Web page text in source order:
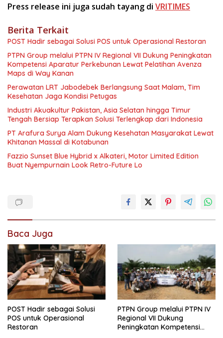
Press release ini juga sudah tayang di VRITIMES
Berita Terkait
POST Hadir sebagai Solusi POS untuk Operasional Restoran
PTPN Group melalui PTPN IV Regional VII Dukung Peningkatan
Kompetensi Aparatur Perkebunan Lewat Pelatihan Avenza
Maps di Way Kanan
Perawatan LRT Jabodebek Berlangsung Saat Malam, Tim
Kesehatan Jaga Kondisi Petugas
Industri Akuakultur Pakistan, Asia Selatan hingga Timur
Tengah Bersiap Terapkan Solusi Terlengkap dari Indonesia
PT Arafura Surya Alam Dukung Kesehatan Masyarakat Lewat
Khitanan Massal di Kotabunan
Fazzio Sunset Blue Hybrid x Alkateri, Motor Limited Edition
Buat Nyempurnain Look Retro-Future Lo
Baca Juga
POST Hadir sebagai Solusi
POS untuk Operasional
Restoran
PTPN Group melalui PTPN IV
Regional VII Dukung
Peningkatan Kompetensi